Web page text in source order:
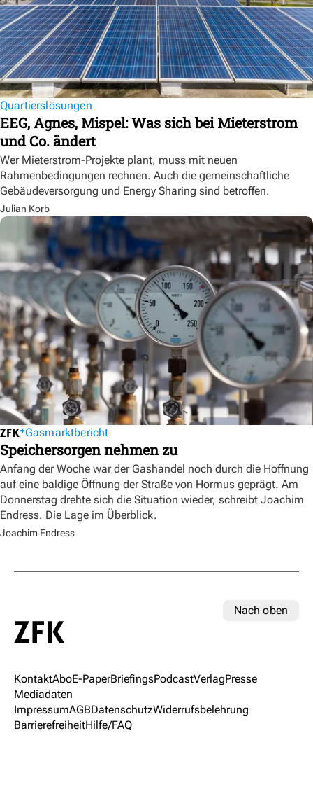
Quartierslösungen
EEG, Agnes, Mispel: Was sich bei Mieterstrom
und Co. ändert
Wer Mieterstrom-Projekte plant, muss mit neuen
Rahmenbedingungen rechnen. Auch die gemeinschaftliche
Gebäudeversorgung und Energy Sharing sind betroffen.
Julian Korb
Gasmarktbericht
Speichersorgen nehmen zu
Anfang der Woche war der Gashandel noch durch die Hoffnung
auf eine baldige Öffnung der Straße von Hormus geprägt. Am
Donnerstag drehte sich die Situation wieder, schreibt Joachim
Endress. Die Lage im Überblick.
Joachim Endress
Nach oben
KontaktAboE-PaperBriefingsPodcastVerlagPresse
Mediadaten
ImpressumAGBDatenschutzWiderrufsbelehrung
BarrierefreiheitHilfe/FAQ